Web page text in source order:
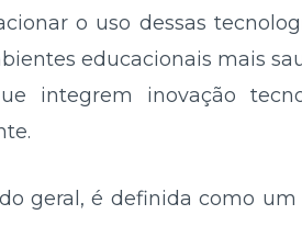
o uso dessas
educacionais mais
integrem inovação
geral, é definida como um